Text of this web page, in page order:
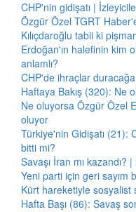
CHP'nin gidişatı |
Özgür Özel TGRT
Kılıçdaroğlu tabii ki
Erdoğan'ın halefinin kim
anlamlı?
CHP'de ihraçlar
Haftaya Bakış (320): Ne
Ne oluyorsa Özgür Özel
oluyor
Türkiye'nin Gidişatı (21):
bitti mi?
Savaşı İran mı kazandı?
Yeni parti için geri sayım
Kürt hareketiyle sosyalist
Hafta Başı (86): Savaş